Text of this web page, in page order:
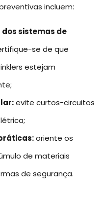
incluem:
sistemas de
se de que
estejam
evite curtos-circuitos
oriente os
de materiais
de segurança.